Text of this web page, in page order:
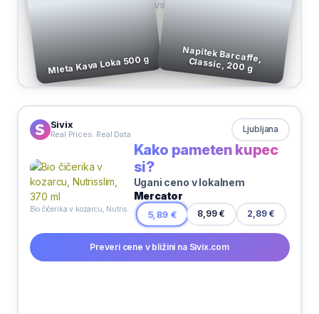
Mleta Kava Loka 500 g
VS
Napitek Barcaffe,
Classic, 200 g
Sivix
Real Prices. Real Data Ljubljana
Kako pameten kupec
si?
Ugani ceno v lokalnem
Mercator
5,89 € 8,99 € 2,89 €
Preveri cene v bližini na Sivix.com